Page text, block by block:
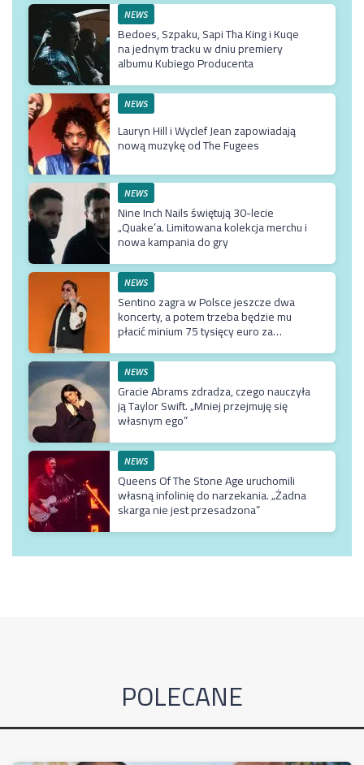
NEWS
Bedoes, Szpaku, Sapi Tha King i Kuqe
na jednym tracku w dniu premiery
albumu Kubiego Producenta
NEWS
Lauryn Hill i Wyclef Jean zapowiadają
nową muzykę od The Fugees
NEWS
Nine Inch Nails świętują 30-lecie
„Quake’a. Limitowana kolekcja merchu i
nowa kampania do gry
NEWS
Sentino zagra w Polsce jeszcze dwa
koncerty, a potem trzeba będzie mu
płacić minium 75 tysięcy euro za
NEWS
Gracie Abrams zdradza, czego nauczyła
ją Taylor Swift. „Mniej przejmuję się
własnym ego”
NEWS
Queens Of The Stone Age uruchomili
własną infolinię do narzekania. „Żadna
skarga nie jest przesadzona”
POLECANE